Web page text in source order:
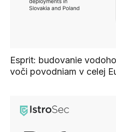
Esprit: budovanie
voči povodniam v celej